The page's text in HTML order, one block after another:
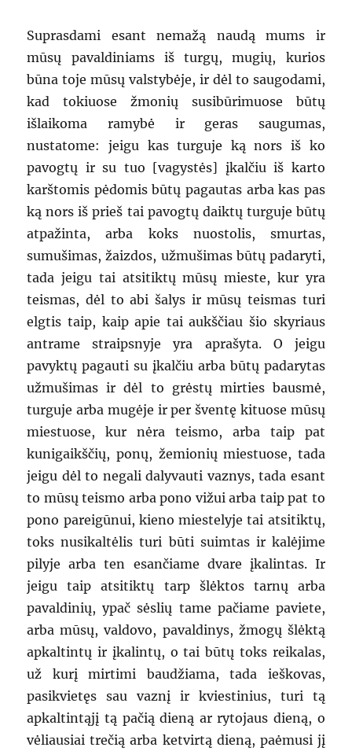
Suprasdami esant nemažą naudą mums ir
mūsų pavaldiniams iš turgų, mugių, kurios
būna toje mūsų valstybėje, ir dėl to saugodami,
kad tokiuose žmonių susibūrimuose būtų
išlaikoma ramybė ir geras saugumas,
nustatome: jeigu kas turguje ką nors iš ko
pavogtų ir su tuo [vagystės] įkalčiu iš karto
karštomis pėdomis būtų pagautas arba kas pas
ką nors iš prieš tai pavogtų daiktų turguje būtų
atpažinta, arba koks nuostolis, smurtas,
sumušimas, žaizdos, užmušimas būtų padaryti,
tada jeigu tai atsitiktų mūsų mieste, kur yra
teismas, dėl to abi šalys ir mūsų teismas turi
elgtis taip, kaip apie tai aukščiau šio skyriaus
antrame straipsnyje yra aprašyta. O jeigu
pavyktų pagauti su įkalčiu arba būtų padarytas
užmušimas ir dėl to grėstų mirties bausmė,
turguje arba mugėje ir per šventę kituose mūsų
miestuose, kur nėra teismo, arba taip pat
kunigaikščių, ponų, žemionių miestuose, tada
jeigu dėl to negali dalyvauti vaznys, tada esant
to mūsų teismo arba pono vižui arba taip pat to
pono pareigūnui, kieno miestelyje tai atsitiktų,
toks nusikaltėlis turi būti suimtas ir kalėjime
pilyje arba ten esančiame dvare įkalintas. Ir
jeigu taip atsitiktų tarp šlėktos tarnų arba
pavaldinių, ypač sėslių tame pačiame paviete,
arba mūsų, valdovo, pavaldinys, žmogų šlėktą
apkaltintų ir įkalintų, o tai būtų toks reikalas,
už kurį mirtimi baudžiama, tada ieškovas,
pasikvietęs sau vaznį ir kviestinius, turi tą
apkaltintąjį tą pačią dieną ar rytojaus dieną, o
vėliausiai trečią arba ketvirtą dieną, paėmusi jį